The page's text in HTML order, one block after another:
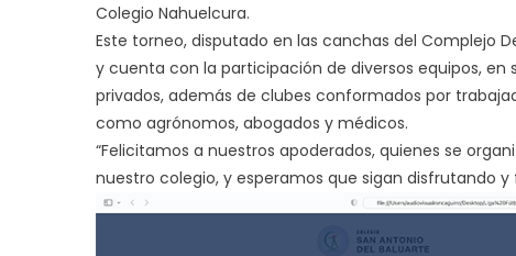
Colegio Nahuelcura.
Este torneo, disputado en las canchas del Complejo
y cuenta con la participación de diversos equipos,
privados, además de clubes conformados por
como agrónomos, abogados y médicos.
“Felicitamos a nuestros apoderados, quienes se
nuestro colegio, y esperamos que sigan disfrutando